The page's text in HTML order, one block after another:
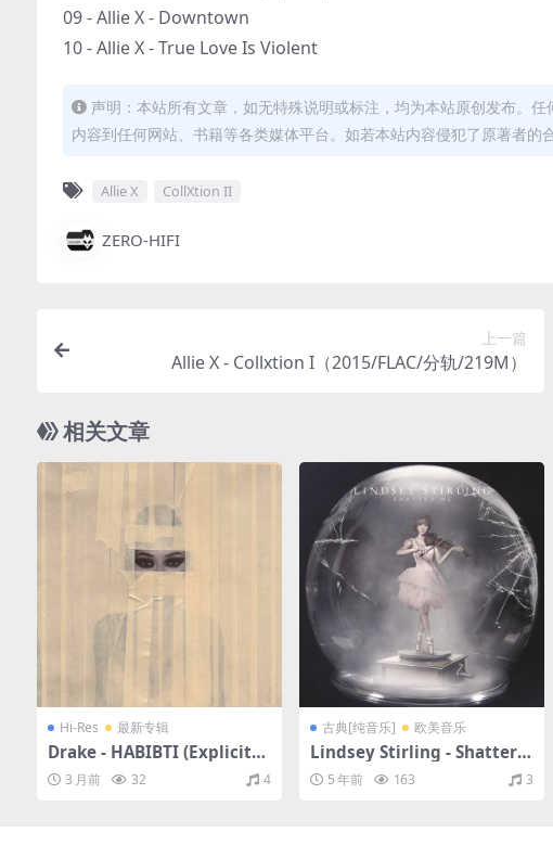
09 - Allie X - Downtown
10 - Allie X - True Love Is Violent
声明：本站所有文章，如无特殊说明或标注，均为本站原创发布。
内容到任何网站、书籍等各类媒体平台。如若本站内容侵犯了原著者的
Allie X CollXtion II
ZERO-HIFI
上一篇
Allie X - Collxtion I（2015/FLAC/分轨/219M）
相关文章
Hi-Res 最新专辑
Drake - HABIBTI (Explicit)
（2026/FLAC/分轨/417M）
(24bit/48kHz)
3 月前 32 4
古典[纯音乐] 欧美音乐
Lindsey Stirling - Shatter
Me (Deluxe)（2014/FLAC/分
轨/460M）
5 年前 163 3